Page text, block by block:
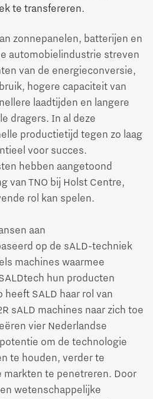
te transfereren.
zonnepanelen, batterijen en
automobielindustrie streven
van de energieconversie,
hogere capaciteit van
laadtijden en langere
dragers. In al deze
productietijd tegen zo laag
voor succes.
hebben aangetoond
van TNO bij Holst Centre,
rol kan spelen.
aan
op de sALD-techniek
machines waarmee
hun producten
SALD haar rol van
sALD machines naar zich toe
vier Nederlandse
om de technologie
te houden, verder te
markten te penetreren. Door
wetenschappelijke